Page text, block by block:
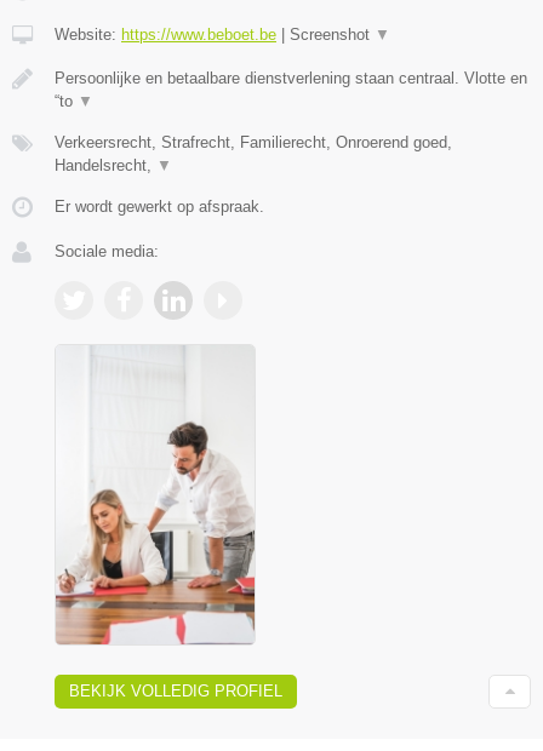
Website: https://www.beboet.be Screenshot ▼
Persoonlijke en betaalbare dienstverlening staan centraal. Vlotte en
“to ▼
Verkeersrecht, Strafrecht, Familierecht, Onroerend goed,
Handelsrecht,
▼
Er wordt gewerkt op afspraak.
Sociale media:
BEKIJK VOLLEDIG PROFIEL